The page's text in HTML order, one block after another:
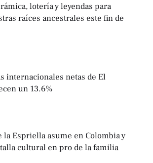
lotería y leyendas para
raíces ancestrales este fin de
internacionales netas de El
un 13.6%
la Espriella asume en Colombia y
cultural en pro de la familia